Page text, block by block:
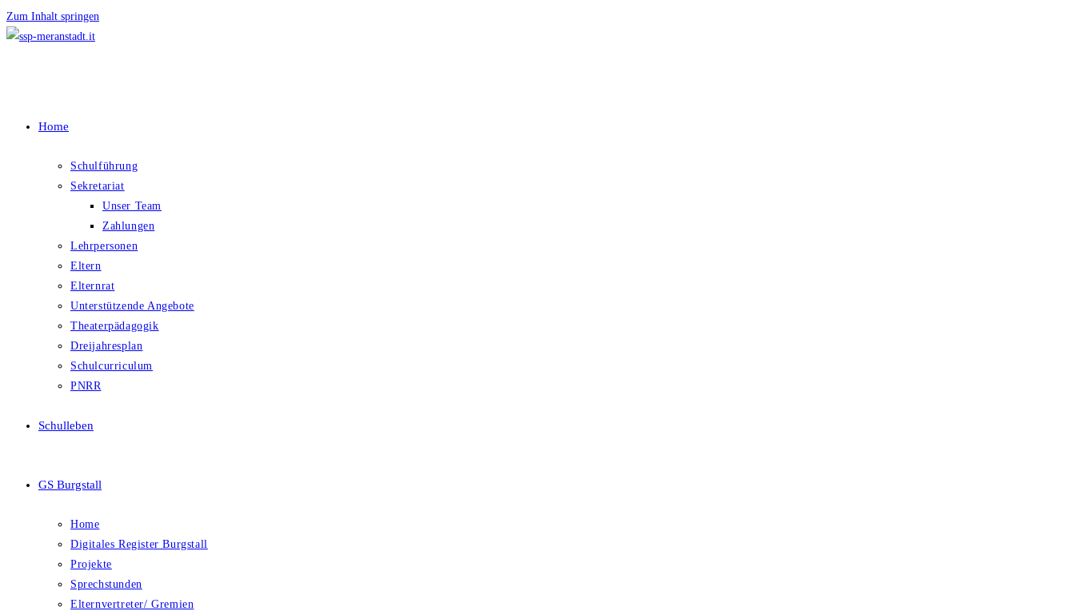
Zum Inhalt springen
Home
Schulführung
Sekretariat
Unser Team
Zahlungen
Lehrpersonen
Eltern
Elternrat
Unterstützende Angebote
Theaterpädagogik
Dreijahresplan
Schulcurriculum
PNRR
Schulleben
GS Burgstall
Home
Digitales Register Burgstall
Projekte
Sprechstunden
Elternvertreter/ Gremien